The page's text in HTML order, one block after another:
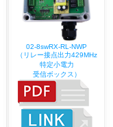
02-8swRX-RL-NWP
（リレー接点出力429MHz
特定小電力
受信ボックス）